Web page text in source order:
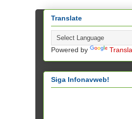
Translate
Powered by
Siga Infonavweb!